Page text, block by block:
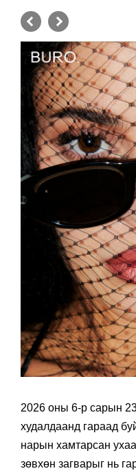
2026 оны 6-р сарын
худалдаанд гараад
нарын хамтарсан
зөвхөн загварыг нь